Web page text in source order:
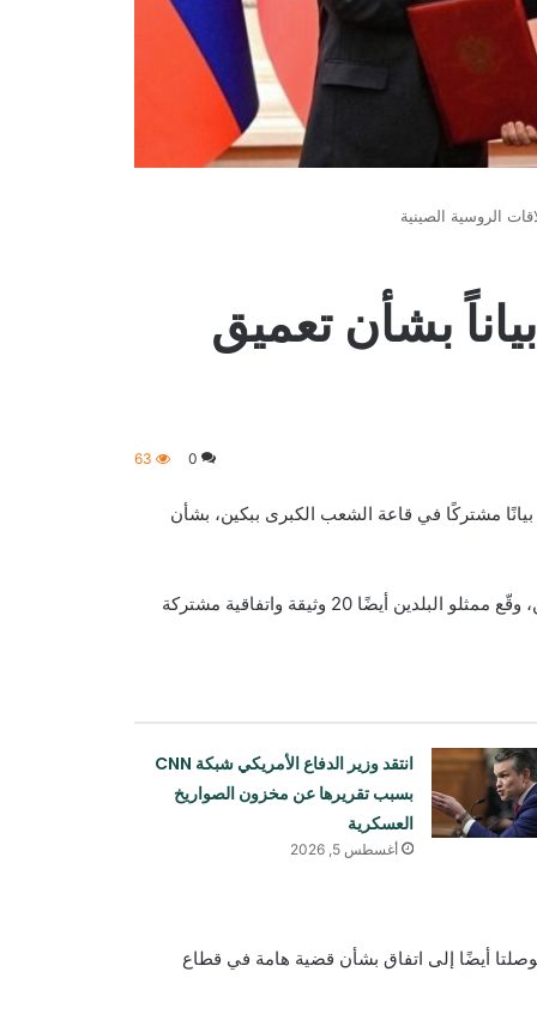
الروسية الصينية
بشأن تعميق
0
63
مشتركًا في قاعة الشعب الكبرى ببكين، بشأن
وفي إطار الزيارة الرسمية التي يقوم بها الرئيس الروسي إلى الصين، وقّع ممثلو البلدين أيضًا 20 وثيقة واتفاقية مشتركة
انتقد وزير الدفاع الأمريكي شبكة CNN
بسبب تقريرها عن مخزون الصواريخ
العسكرية
أغسطس 5, 2026
أيضًا إلى اتفاق بشأن قضية هامة في قطاع